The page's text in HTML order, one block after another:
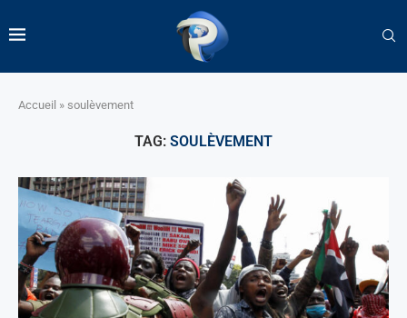
Accueil » soulèvement
TAG: SOULÈVEMENT